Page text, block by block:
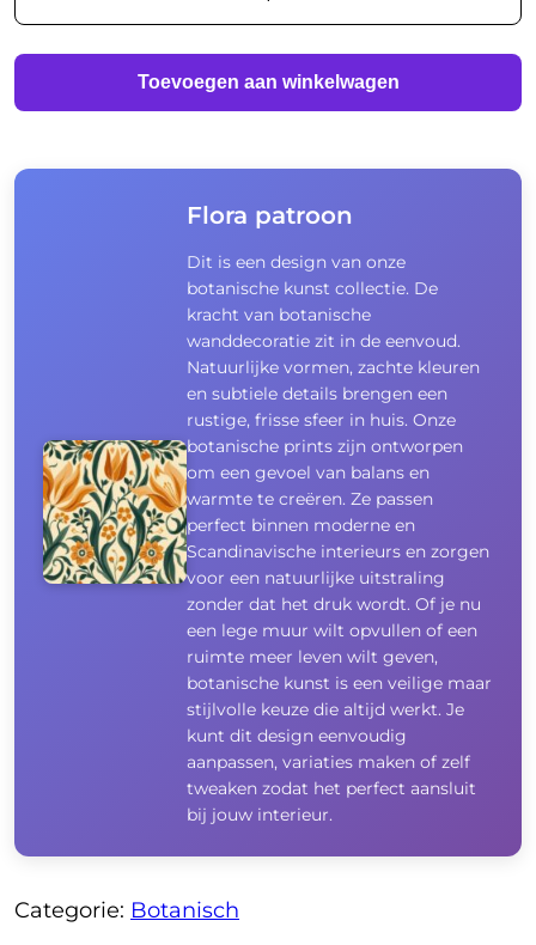
patroon
Toevoegen aan winkelwagen
Flora patroon
Dit is een design van onze
botanische kunst collectie. De
kracht van botanische
wanddecoratie zit in de eenvoud.
Natuurlijke vormen, zachte kleuren
en subtiele details brengen een
rustige, frisse sfeer in huis. Onze
botanische prints zijn ontworpen
om een gevoel van balans en
warmte te creëren. Ze passen
perfect binnen moderne en
Scandinavische interieurs en zorgen
voor een natuurlijke uitstraling
zonder dat het druk wordt. Of je nu
een lege muur wilt opvullen of een
ruimte meer leven wilt geven,
botanische kunst is een veilige maar
stijlvolle keuze die altijd werkt. Je
kunt dit design eenvoudig
aanpassen, variaties maken of zelf
tweaken zodat het perfect aansluit
bij jouw interieur.
Categorie: Botanisch